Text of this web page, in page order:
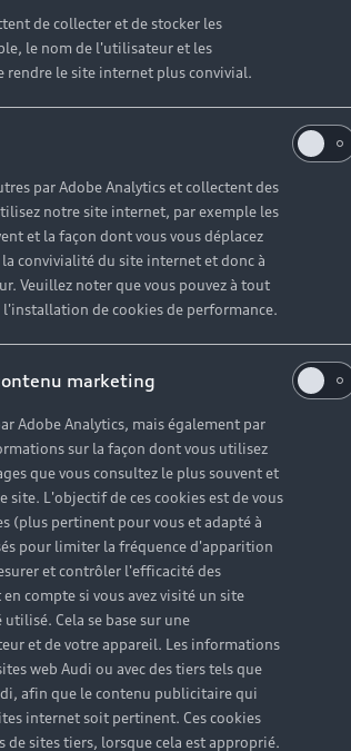
une référence. Reconnaissable à
avec aisance à toutes les
quotidien.
mis en relation avec votre
Modèle*
Code postal*
de collecter et de stocker les
le nom de l'utilisateur et les
le site internet plus convivial.
par Adobe Analytics et collectent des
notre site internet, par exemple les
et la façon dont vous vous déplacez
convivialité du site internet et donc à
Veuillez noter que vous pouvez à tout
de cookies de performance.
marketing
Adobe Analytics, mais également par
sur la façon dont vous utilisez
que vous consultez le plus souvent et
site. L'objectif de ces cookies est de vous
(plus pertinent pour vous et adapté à
pour limiter la fréquence d'apparition
et contrôler l'efficacité des
compte si vous avez visité un site
Cela se base sur une
et de votre appareil. Les informations
web Audi ou avec des tiers tels que
afin que le contenu publicitaire qui
internet soit pertinent. Ces cookies
sites tiers, lorsque cela est approprié.